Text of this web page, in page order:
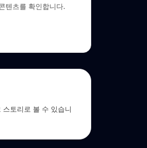
텐츠를 확인합니다.
토리로 볼 수 있습니